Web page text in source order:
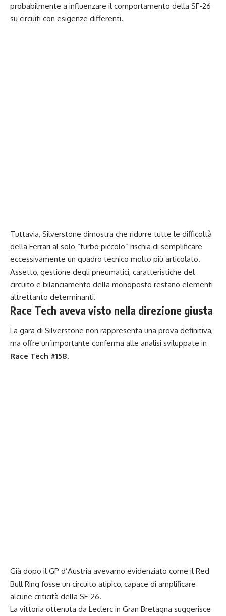
probabilmente a influenzare il comportamento della SF-26
su circuiti con esigenze differenti.
Tuttavia, Silverstone dimostra che ridurre tutte le difficoltà
della Ferrari al solo “turbo piccolo” rischia di semplificare
eccessivamente un quadro tecnico molto più articolato.
Assetto, gestione degli pneumatici, caratteristiche del
circuito e bilanciamento della monoposto restano elementi
altrettanto determinanti.
Race Tech aveva visto nella direzione giusta
La gara di Silverstone non rappresenta una prova definitiva,
ma offre un’importante conferma alle analisi sviluppate in
Race Tech #158.
Già dopo il GP d’Austria avevamo evidenziato come il Red
Bull Ring fosse un circuito atipico, capace di amplificare
alcune criticità della SF-26.
La vittoria ottenuta da Leclerc in Gran Bretagna suggerisce